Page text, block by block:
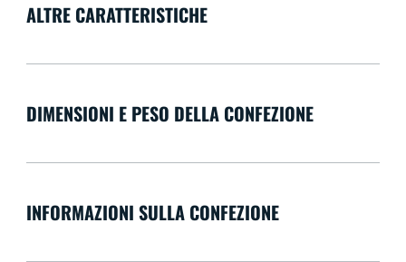
ALTRE CARATTERISTICHE
DIMENSIONI E PESO DELLA CONFEZIONE
INFORMAZIONI SULLA CONFEZIONE